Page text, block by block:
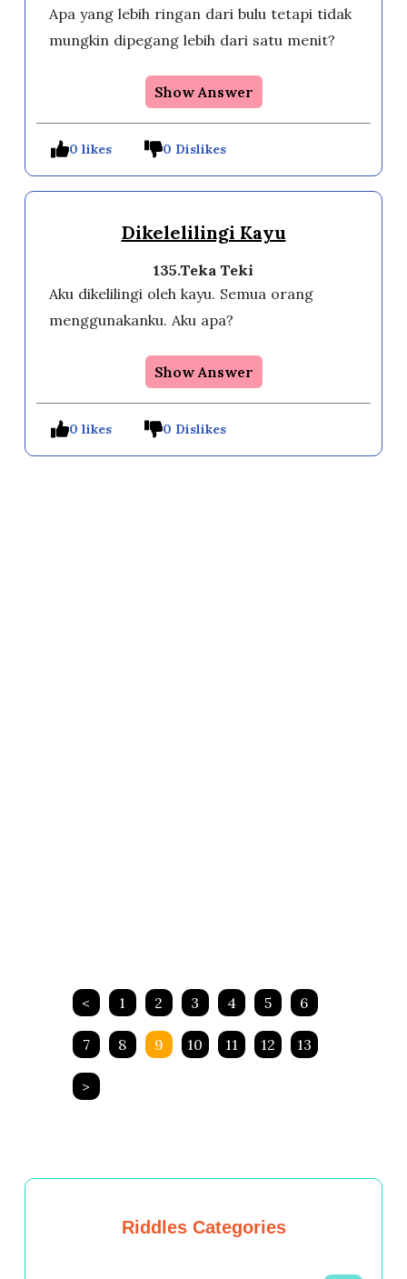
Apa yang lebih ringan dari bulu tetapi tidak
mungkin dipegang lebih dari satu menit?
Show Answer
0 likes 0 Dislikes
Dikelelilingi Kayu
135.Teka Teki
Aku dikelilingi oleh kayu. Semua orang
menggunakanku. Aku apa?
Show Answer
0 likes 0 Dislikes
< 1 2 3 4 5 6
7 8 9 10 11 12 13
>
Riddles Categories